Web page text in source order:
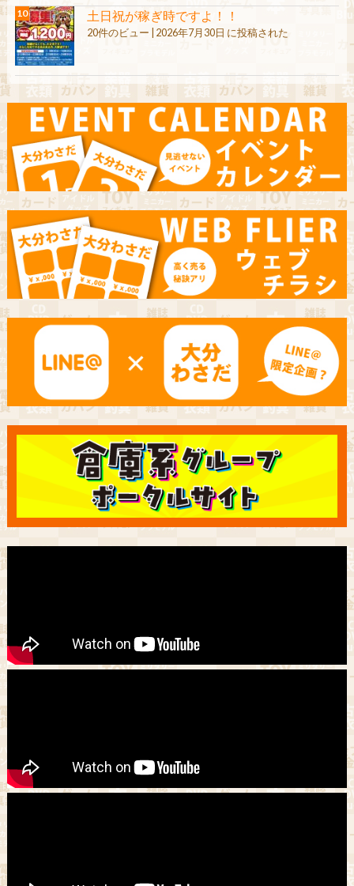
土日祝が稼ぎ時ですよ！！
20件のビュー 2026年7月30日 に投稿された